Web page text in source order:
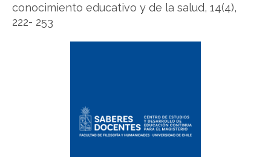
EXTENSIÓN
Estudiantes Funcionarios
conocimiento educativo y de la salud, 14(4),
222- 253